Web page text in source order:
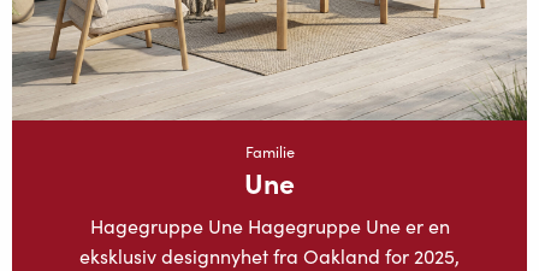
Familie
Une
Hagegruppe Une Hagegruppe Une er en
eksklusiv designnyhet fra Oakland for 2025,